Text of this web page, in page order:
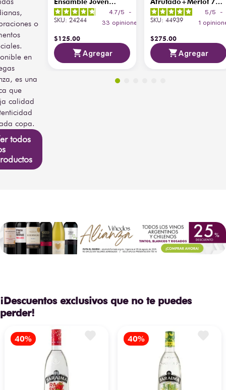
o
en
es una
que
calidad
copa.
todos
Afrutado 750 ml4.7/5
-
33 opiniones
SKU:24244
$125.00
Agregar
ml C/Oso De Peluche
5 /5
-
1
SKU: 44939
$275.00
Agregar
¡Descuentos exclusivos que no te puedes
perder!